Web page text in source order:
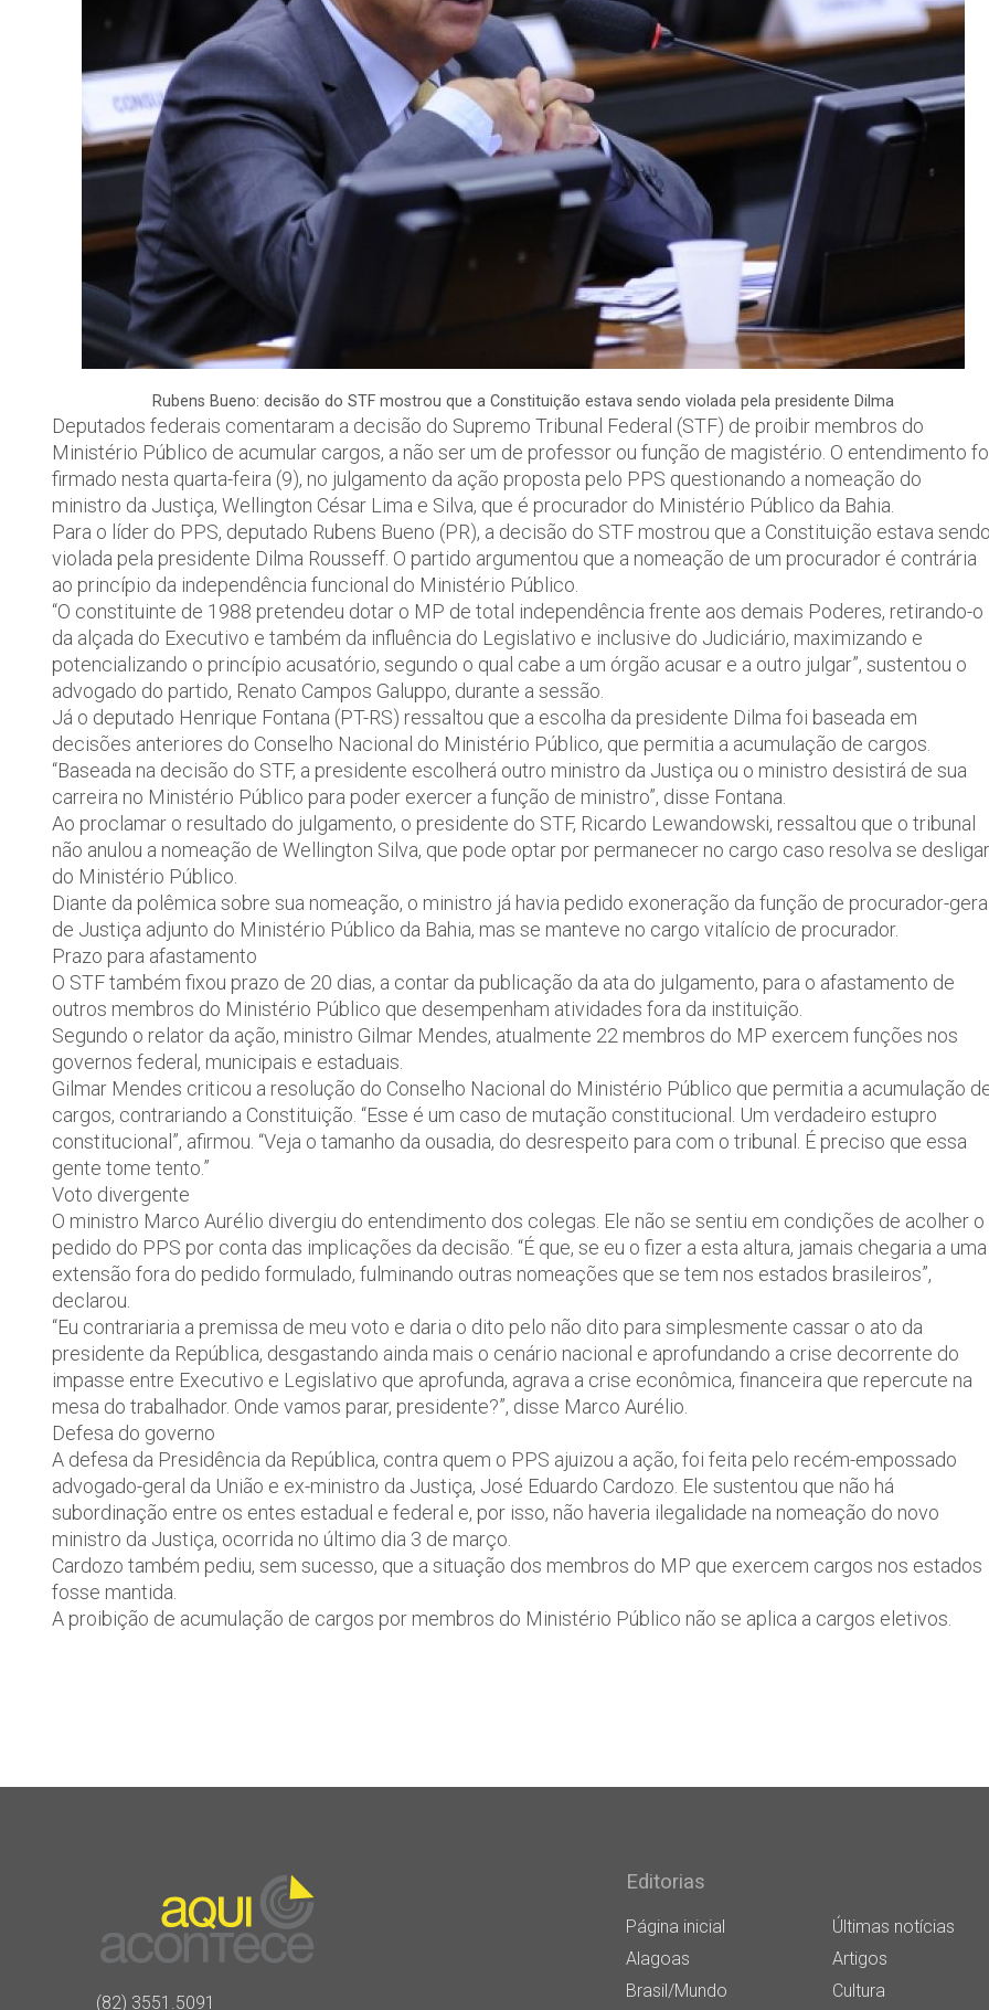
Rubens Bueno: decisão do STF mostrou que a Constituição estava sendo violada pela presidente Dilma
Deputados federais comentaram a decisão do Supremo Tribunal Federal (STF) de proibir membros do
Ministério Público de acumular cargos, a não ser um de professor ou função de magistério. O entendimento
firmado nesta quarta-feira (9), no julgamento da ação proposta pelo PPS questionando a nomeação do
ministro da Justiça, Wellington César Lima e Silva, que é procurador do Ministério Público da Bahia.
Para o líder do PPS, deputado Rubens Bueno (PR), a decisão do STF mostrou que a Constituição estava sendo
violada pela presidente Dilma Rousseff. O partido argumentou que a nomeação de um procurador é contrária
ao princípio da independência funcional do Ministério Público.
“O constituinte de 1988 pretendeu dotar o MP de total independência frente aos demais Poderes, retirando-o
da alçada do Executivo e também da influência do Legislativo e inclusive do Judiciário, maximizando e
potencializando o princípio acusatório, segundo o qual cabe a um órgão acusar e a outro julgar”, sustentou o
advogado do partido, Renato Campos Galuppo, durante a sessão.
Já o deputado Henrique Fontana (PT-RS) ressaltou que a escolha da presidente Dilma foi baseada em
decisões anteriores do Conselho Nacional do Ministério Público, que permitia a acumulação de cargos.
“Baseada na decisão do STF, a presidente escolherá outro ministro da Justiça ou o ministro desistirá de sua
carreira no Ministério Público para poder exercer a função de ministro”, disse Fontana.
Ao proclamar o resultado do julgamento, o presidente do STF, Ricardo Lewandowski, ressaltou que o tribunal
não anulou a nomeação de Wellington Silva, que pode optar por permanecer no cargo caso resolva se desligar
do Ministério Público.
Diante da polêmica sobre sua nomeação, o ministro já havia pedido exoneração da função de procurador-geral
de Justiça adjunto do Ministério Público da Bahia, mas se manteve no cargo vitalício de procurador.
Prazo para afastamento
O STF também fixou prazo de 20 dias, a contar da publicação da ata do julgamento, para o afastamento de
outros membros do Ministério Público que desempenham atividades fora da instituição.
Segundo o relator da ação, ministro Gilmar Mendes, atualmente 22 membros do MP exercem funções nos
governos federal, municipais e estaduais.
Gilmar Mendes criticou a resolução do Conselho Nacional do Ministério Público que permitia a acumulação
cargos, contrariando a Constituição. “Esse é um caso de mutação constitucional. Um verdadeiro estupro
constitucional”, afirmou. “Veja o tamanho da ousadia, do desrespeito para com o tribunal. É preciso que essa
gente tome tento.”
Voto divergente
O ministro Marco Aurélio divergiu do entendimento dos colegas. Ele não se sentiu em condições de acolher o
pedido do PPS por conta das implicações da decisão. “É que, se eu o fizer a esta altura, jamais chegaria a uma
extensão fora do pedido formulado, fulminando outras nomeações que se tem nos estados brasileiros”,
declarou.
“Eu contrariaria a premissa de meu voto e daria o dito pelo não dito para simplesmente cassar o ato da
presidente da República, desgastando ainda mais o cenário nacional e aprofundando a crise decorrente do
impasse entre Executivo e Legislativo que aprofunda, agrava a crise econômica, financeira que repercute na
mesa do trabalhador. Onde vamos parar, presidente?”, disse Marco Aurélio.
Defesa do governo
A defesa da Presidência da República, contra quem o PPS ajuizou a ação, foi feita pelo recém-empossado
advogado-geral da União e ex-ministro da Justiça, José Eduardo Cardozo. Ele sustentou que não há
subordinação entre os entes estadual e federal e, por isso, não haveria ilegalidade na nomeação do novo
ministro da Justiça, ocorrida no último dia 3 de março.
Cardozo também pediu, sem sucesso, que a situação dos membros do MP que exercem cargos nos estados
fosse mantida.
A proibição de acumulação de cargos por membros do Ministério Público não se aplica a cargos eletivos.
(82) 3551.5091
Editorias
Página inicial
Últimas notícias
Alagoas
Artigos
Brasil/Mundo
Cultura